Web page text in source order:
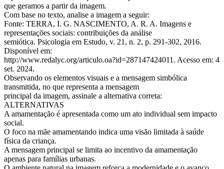
que geramos a partir da imagem.
Com base no texto, analise a imagem a seguir:
Fonte: TERRA, I. G. NASCIMENTO, A. R. A. Imagens e
representações sociais: contribuições da análise
semiótica. Psicologia em Estudo, v. 21, n. 2, p. 291-302, 2016.
Disponível em:
http://www.redalyc.org/articulo.oa?id=287147424011. Acesso em: 4
set. 2024.
Observando os elementos visuais e a mensagem simbólica
transmitida, no que representa a mensagem
principal da imagem, assinale a alternativa correta:
ALTERNATIVAS
A amamentação é apresentada como um ato individual sem impacto
social.
O foco na mãe amamentando indica uma visão limitada à saúde
física da criança.
A mensagem principal se limita ao incentivo da amamentação
apenas para famílias urbanas.